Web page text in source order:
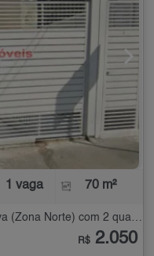
1 vaga 70 m²
Casa Térrea para Alugar na Vila Diva (Zona Norte) com 2 quartos - 70 m²
R$ 2.050